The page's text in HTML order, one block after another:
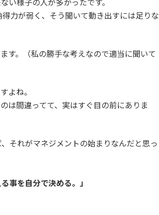
い様子の人が多かったです。
力が弱く、そう聞いて動き出すには足りな
す。（私の勝手な考えなので適当に聞いて
よね。
は間違ってて、実はすぐ目の前にありま
それがマネジメントの始まりなんだと思っ
事を自分で決める。」